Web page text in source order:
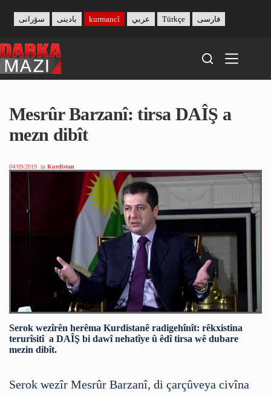
content
بادینی سۆرانی kurmancî عربي Türkçe فارسی
Mesrûr Barzanî: tirsa DAÎŞ a
mezn dibît
04/09/2019 in Kurdistan
Serok wezîrên herêma Kurdistanê radigehînît: rêkxistina
terurîsitî a DAÎŞ bi dawî nehatîye û êdî tirsa wê dubare
mezin dibît.
Serok wezîr Mesrûr Barzanî, di çarçûveya civîna